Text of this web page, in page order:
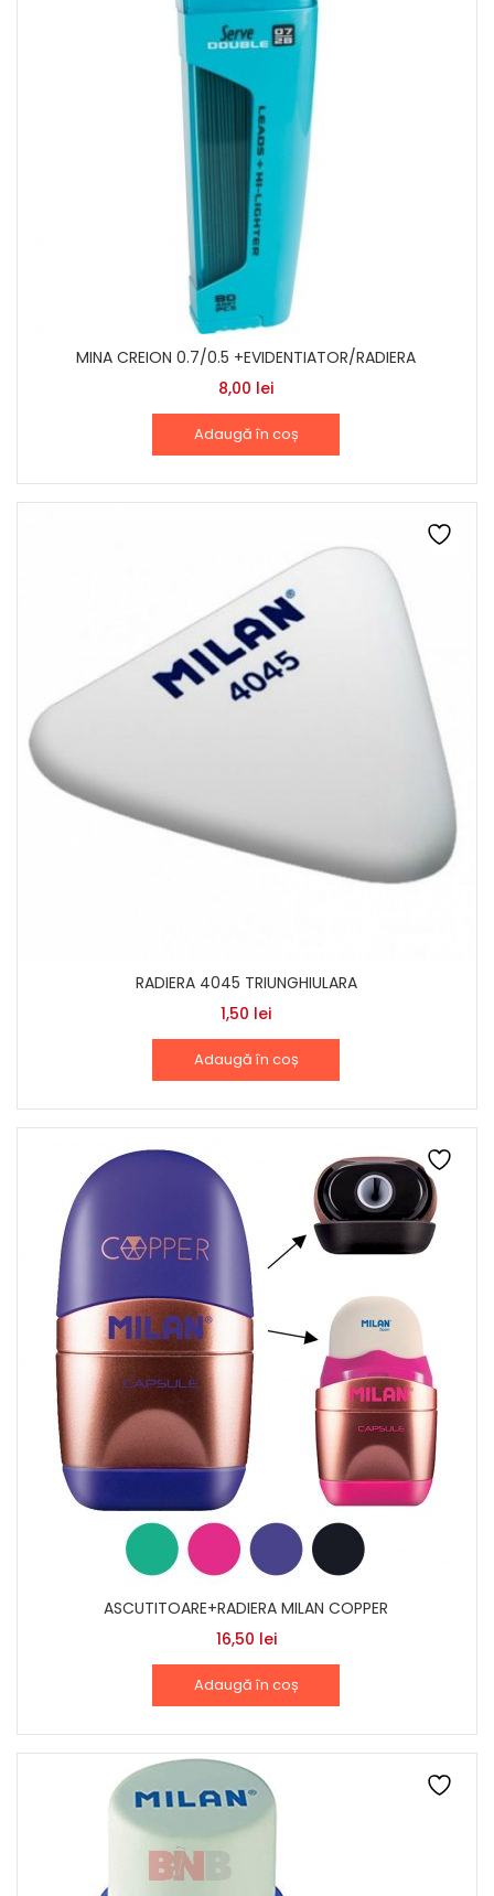
MINA CREION 0.7/0.5 +EVIDENTIATOR/RADIERA
8,00 lei
Adaugă în coș
RADIERA 4045 TRIUNGHIULARA
1,50 lei
Adaugă în coș
ASCUTITOARE+RADIERA MILAN COPPER
16,50 lei
Adaugă în coș